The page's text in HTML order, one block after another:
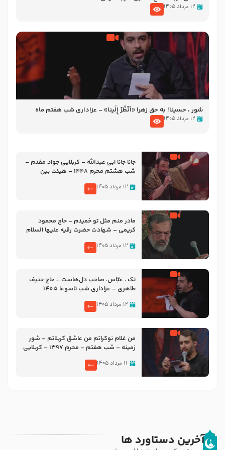
۱۲ مرداد ۱۴۰۵
شور ، حسینا! به‌ حق زهرا «أُنْظُرْ إِلَینا» – عزاداری شب هفتم ماه
محرّم 1405
۱۲ مرداد ۱۴۰۵
جانا جانا ابی عبدالله – کربلایی جواد مقدم –
شب هشتم محرم 1448 – هیئت بین
۱۲ مرداد ۱۴۰۵
مادر منم مثل تو خمیدم – حاج محمود
کریمی – شهادت حضرت رقیه علیها السلام
۱۲ مرداد ۱۴۰۵
تک ، عبّاس، صاحب دل‌هاست – حاج حنیف
طاهری – عزاداری شب تاسوعا 1405
۱۲ مرداد ۱۴۰۵
من غلام نوکراتم من عاشق کربلاتم – شور
زمینه – شب هفتم – محرم 1397 – کربلایی
۱۱ مرداد ۱۴۰۵
آخرین دستاورد ها